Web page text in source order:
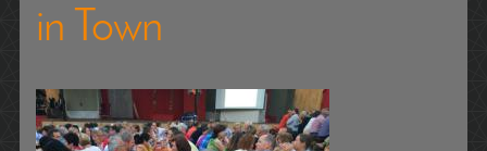
in Town